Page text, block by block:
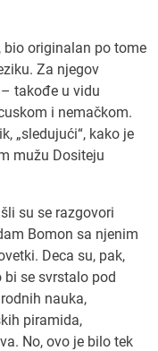
bio originalan po tome
Za njegov
takođe u vidu
i nemačkom.
„sledujući“, kako je
mužu Dositeju
su se razgovori
Bomon sa njenim
Deca su, pak,
se svrstalo pod
nauka,
piramida,
No, ovo je bilo tek